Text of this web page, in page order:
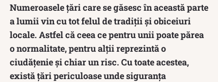
Numeroasele țări care se găsesc în această parte
a lumii vin cu tot felul de tradiții și obiceiuri
locale. Astfel că ceea ce pentru unii poate părea
o normalitate, pentru alții reprezintă o
ciudățenie și chiar un risc. Cu toate acestea,
există țări periculoase unde siguranța